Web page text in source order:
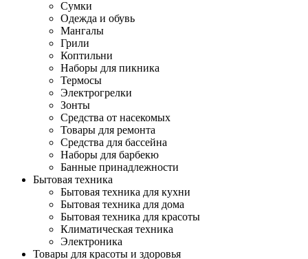
Сумки
Одежда и обувь
Мангалы
Грили
Коптильни
Наборы для пикника
Термосы
Электрогрелки
Зонты
Средства от насекомых
Товары для ремонта
Средства для бассейна
Наборы для барбекю
Банные принадлежности
Бытовая техника
Бытовая техника для кухни
Бытовая техника для дома
Бытовая техника для красоты
Климатическая техника
Электроника
Товары для красоты и здоровья